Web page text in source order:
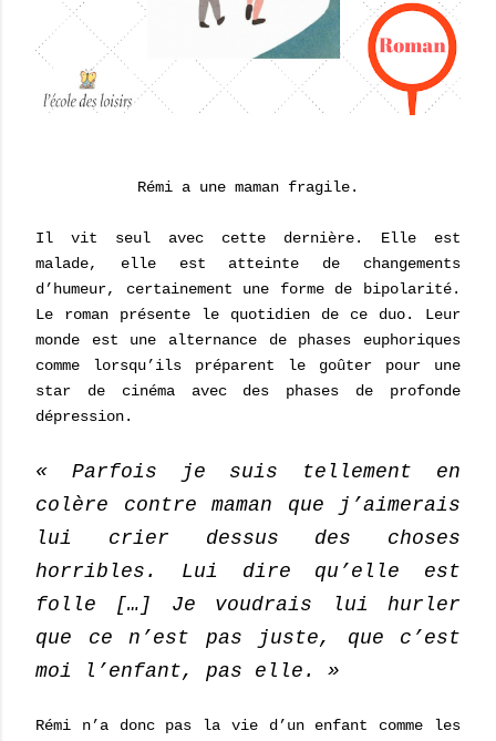
Rémi a une maman fragile.
Il vit seul avec cette dernière. Elle est
malade, elle est atteinte de changements
d’humeur, certainement une forme de bipolarité.
Le roman présente le quotidien de ce duo. Leur
monde est une alternance de phases euphoriques
comme lorsqu’ils préparent le goûter pour une
star de cinéma avec des phases de profonde
dépression.
« Parfois je suis tellement en
colère contre maman que j’aimerais
lui crier dessus des choses
horribles. Lui dire qu’elle est
folle […] Je voudrais lui hurler
que ce n’est pas juste, que c’est
moi l’enfant, pas elle. »
Rémi n’a donc pas la vie d’un enfant comme les